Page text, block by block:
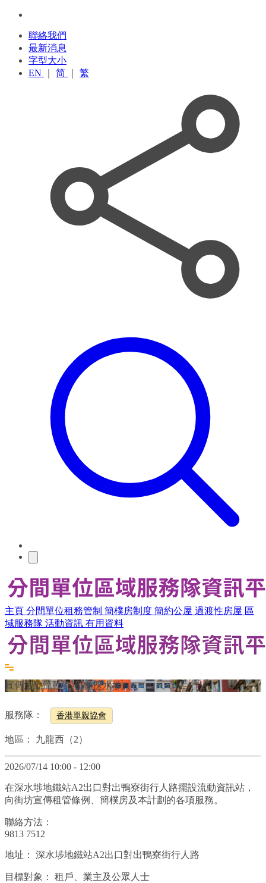
聯絡我們
最新消息
字型大小
EN
简 繁
主頁 分間單位租務管制 簡樸房制度 簡約公屋 過渡性房屋 區
域服務隊 活動資訊 有用資料
宣傳活動流動資訊站(深水埗)
服務隊： 香港單親協會
地區： 九龍西（2）
2026/07/14 10:00 - 12:00
在深水埗地鐵站A2出口對出鴨寮街行人路擺設流動資訊站，
向街坊宣傳租管條例、簡樸房及本計劃的各項服務。
聯絡方法：
9813 7512
地址： 深水埗地鐵站A2出口對出鴨寮街行人路
目標對象： 租戶、業主及公眾人士